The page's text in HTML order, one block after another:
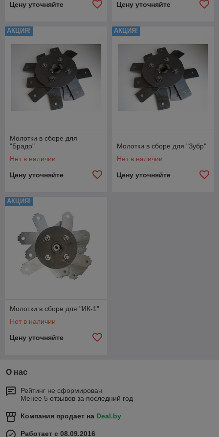
Цену уточняйте Цену уточняйте
АКЦИЯ!
Молотки в сборе для
"Брадо"
Нет в наличии
Цену уточняйте
АКЦИЯ!
Молотки в сборе для "Зубр"
Нет в наличии
Цену уточняйте
АКЦИЯ!
Молотки в сборе для "ИК-1"
Нет в наличии
Цену уточняйте
О нас
Рейтинг не сформирован
Менее 5 отзывов за последний год
Компания продает на Deal.by
Работает с 08.09.2016